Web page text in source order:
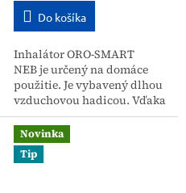
Do košíka
Inhalátor ORO-SMART
NEB je určený na domáce
použitie. Je vybavený dlhou
vzduchovou hadicou. Vďaka
tak dlhému káblu a
špeciálnej konštrukcii
rozprašovača OROMED, ​​
ktorá...
Novinka
Tip